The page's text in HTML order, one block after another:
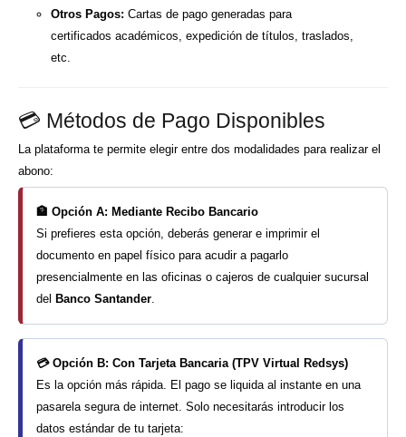
Otros Pagos: Cartas de pago generadas para
certificados académicos, expedición de títulos, traslados,
etc.
💳 Métodos de Pago Disponibles
La plataforma te permite elegir entre dos modalidades para realizar el
abono:
🏦 Opción A: Mediante Recibo Bancario
Si prefieres esta opción, deberás generar e imprimir el
documento en papel físico para acudir a pagarlo
presencialmente en las oficinas o cajeros de cualquier sucursal
del Banco Santander.
💳 Opción B: Con Tarjeta Bancaria (TPV Virtual Redsys)
Es la opción más rápida. El pago se liquida al instante en una
pasarela segura de internet. Solo necesitarás introducir los
datos estándar de tu tarjeta: